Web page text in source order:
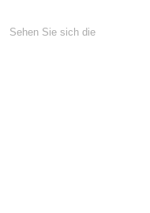
Sehen Sie sich die